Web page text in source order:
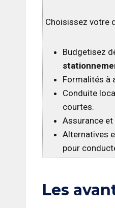
Choisissez votre
Budgetisez
Formalités à
Conduite
courtes.
Assurance
Alternatives
pour
Les